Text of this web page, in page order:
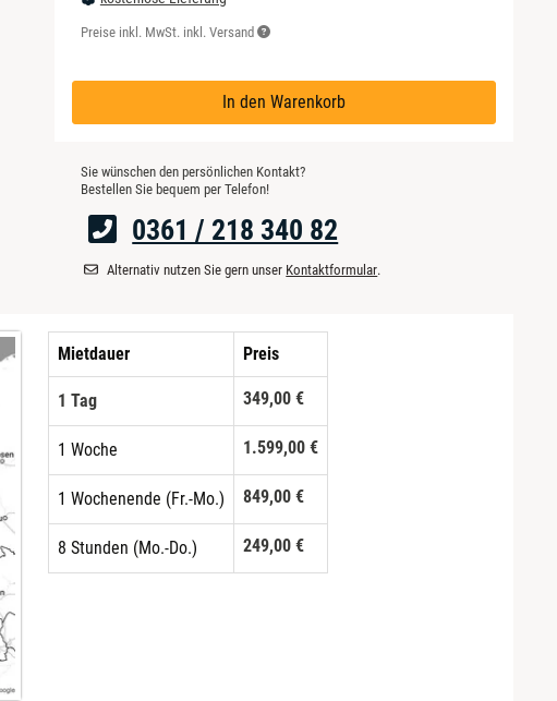
Preise inkl. MwSt. inkl. Versand
In den Warenkorb
Sie wünschen den persönlichen Kontakt?
Bestellen Sie bequem per Telefon!
0361 / 218 340 82
Alternativ nutzen Sie gern unser Kontaktformular.
Mietdauer Preis
1 Tag 349,00 €
1 Woche 1.599,00 €
1 Wochenende (Fr.-Mo.) 849,00 €
8 Stunden (Mo.-Do.) 249,00 €